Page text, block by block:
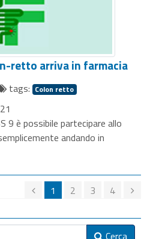
retto arriva in farmacia
tags: Colon retto
9 è possibile partecipare allo
andando in
1 2 3 4
Cerca